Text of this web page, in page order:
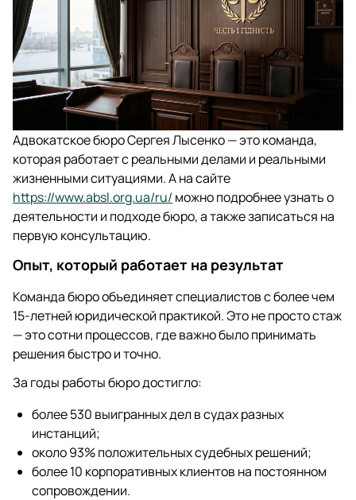
Адвокатское бюро Сергея Лысенко — это команда,
которая работает с реальными делами и реальными
жизненными ситуациями. А на сайте
https://www.absl.org.ua/ru/ можно подробнее узнать о
деятельности и подходе бюро, а также записаться на
первую консультацию.
Опыт, который работает на результат
Команда бюро объединяет специалистов с более чем
15-летней юридической практикой. Это не просто стаж
— это сотни процессов, где важно было принимать
решения быстро и точно.
За годы работы бюро достигло:
более 530 выигранных дел в судах разных
инстанций;
около 93% положительных судебных решений;
более 10 корпоративных клиентов на постоянном
сопровождении.